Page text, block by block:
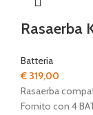
Rasaerba
Batteria
€ 319,00
Rasaerba
Fornito con 4